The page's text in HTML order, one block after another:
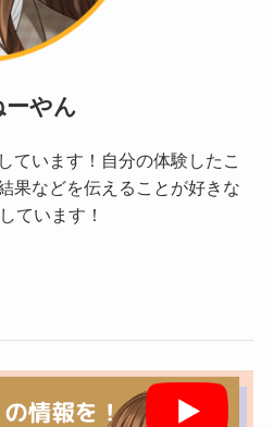
ーやん
ています！自分の体験したこ
果などを伝えることが好きな
ています！